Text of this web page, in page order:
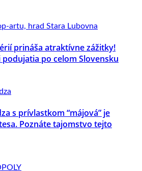
prináša atraktívne zážitky!
podujatia po celom Slovensku
s prívlastkom “májová” je
Poznáte tajomstvo tejto